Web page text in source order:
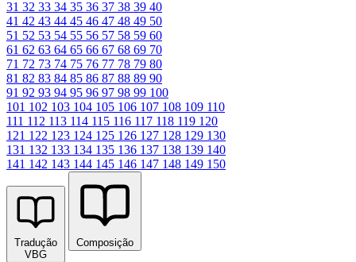
31 32 33 34 35 36 37 38 39 40
41 42 43 44 45 46 47 48 49 50
51 52 53 54 55 56 57 58 59 60
61 62 63 64 65 66 67 68 69 70
71 72 73 74 75 76 77 78 79 80
81 82 83 84 85 86 87 88 89 90
91 92 93 94 95 96 97 98 99 100
101 102 103 104 105 106 107 108 109 110
111 112 113 114 115 116 117 118 119 120
121 122 123 124 125 126 127 128 129 130
131 132 133 134 135 136 137 138 139 140
141 142 143 144 145 146 147 148 149 150
Tradução
VBG
Composição